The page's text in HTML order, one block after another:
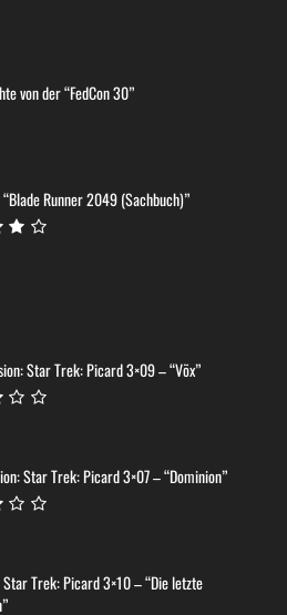
von der “FedCon 30”
“Blade Runner 2049 (Sachbuch)”
Star Trek: Picard 3×09 – “Võx”
Star Trek: Picard 3×07 – “Dominion”
Star Trek: Picard 3×10 – “Die letzte